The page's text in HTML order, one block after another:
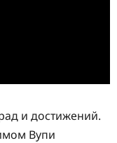
и достижений.
Вупи